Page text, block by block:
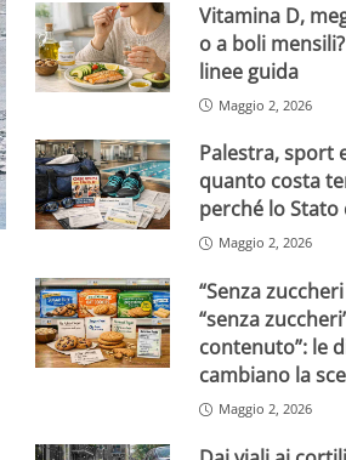
Vitamina D,
o a boli
linee guida
Maggio 2, 2026
Palestra, sport
quanto costa
perché lo Stato
Maggio 2, 2026
“Senza
“senza
contenuto”: le
cambiano la
Maggio 2, 2026